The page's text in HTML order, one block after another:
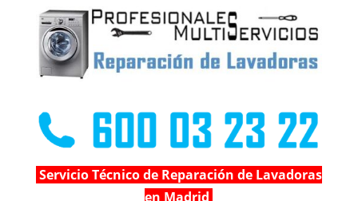
Servicio Técnico de Reparación de Lavadoras
en Madrid